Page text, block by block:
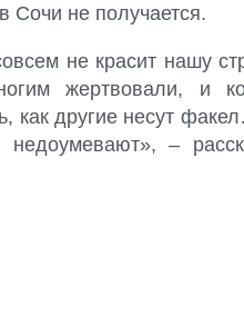
Сочи не получается.
не красит нашу
жертвовали, и
как другие несут
недоумевают», –